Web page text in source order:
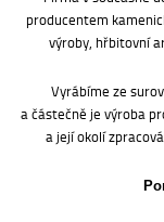
producentem
výroby, hřbitovní
Vyrábíme ze
a částečně je výroba
a její okolí